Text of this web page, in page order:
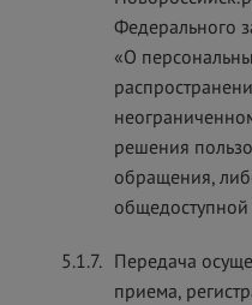
Федерального
«О
решения
обращения,
общедоступной
5.1.7. Передача
приема,